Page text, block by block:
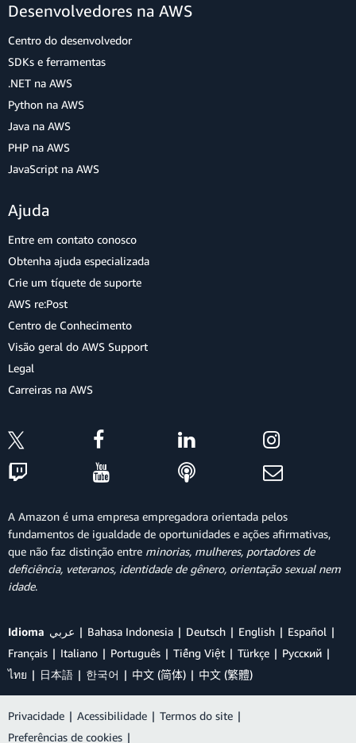
Desenvolvedores na AWS
Centro do desenvolvedor
SDKs e ferramentas
.NET na AWS
Python na AWS
Java na AWS
PHP na AWS
JavaScript na AWS
Ajuda
Entre em contato conosco
Obtenha ajuda especializada
Crie um tíquete de suporte
AWS re:Post
Centro de Conhecimento
Visão geral do AWS Support
Legal
Carreiras na AWS
A Amazon é uma empresa empregadora orientada pelos
fundamentos de igualdade de oportunidades e ações afirmativas,
que não faz distinção entre minorias, mulheres, portadores de
deficiência, veteranos, identidade de gênero, orientação sexual nem
idade.
Idioma عربي Bahasa Indonesia Deutsch English
Español
Français
Italiano Português Tiếng Việt Türkçe
Ρусский
ไทย
日本語 한국어 中文 (简体) 中文 (繁體)
Privacidade | Acessibilidade | Termos do site |
Preferências de cookies |